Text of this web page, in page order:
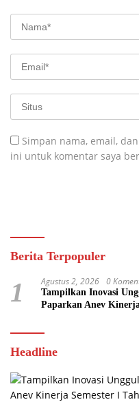
Simpan nama, email,
ini untuk komentar saya
Berita Terpopuler
1 Agustus 2, 2026 0
Tampilkan Inovasi
Paparkan Anev
Headline